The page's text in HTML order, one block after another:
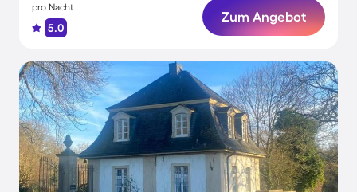
pro Nacht
5.0
Zum Angebot